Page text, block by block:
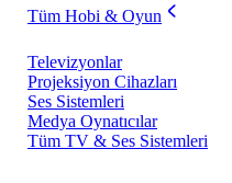
Tüm Hobi & Oyun
Televizyonlar
Projeksiyon Cihazları
Ses Sistemleri
Medya Oynatıcılar
Tüm TV & Ses Sistemleri